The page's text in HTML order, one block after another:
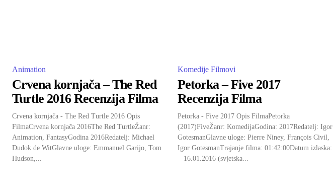
Animation
Crvena kornjača – The Red
Turtle 2016 Recenzija Filma
Crvena kornjača - The Red Turtle 2016 Opis
FilmaCrvena kornjača 2016The Red TurtleŽanr:
Animation, FantasyGodina 2016Redatelj: Michael
Dudok de WitGlavne uloge: Emmanuel Garijo, Tom
Hudson,...
Komedije Filmovi
Petorka – Five 2017
Recenzija Filma
Petorka - Five 2017 Opis FilmaPetorka
(2017)FiveŽanr: KomedijaGodina: 2017Redatelj: Igor
GotesmanGlavne uloge: Pierre Niney, François Civil,
Igor GotesmanTrajanje filma: 01:42:00Datum izlaska:
16.01.2016 (svjetska...